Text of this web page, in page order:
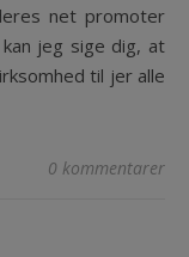
net promoter
jeg sige dig, at
til jer alle
0 kommentarer